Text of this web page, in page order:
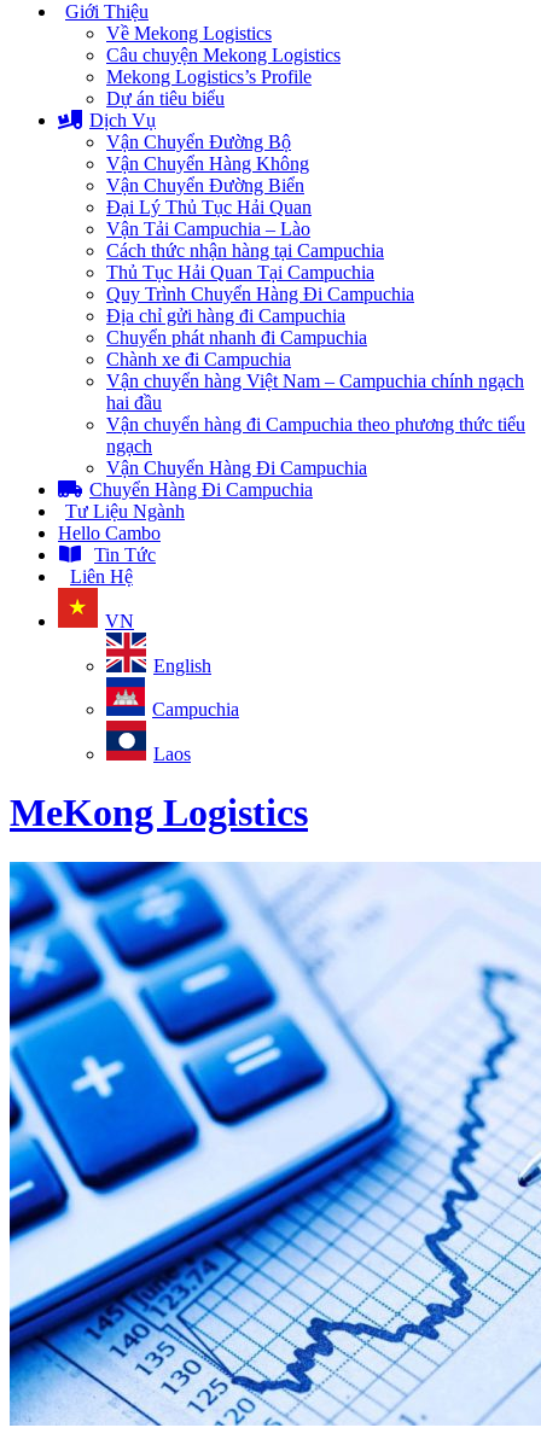
Giới Thiệu
Về Mekong Logistics
Câu chuyện Mekong Logistics
Mekong Logistics’s Profile
Dự án tiêu biểu
Dịch Vụ
Vận Chuyển Đường Bộ
Vận Chuyển Hàng Không
Vận Chuyển Đường Biển
Đại Lý Thủ Tục Hải Quan
Vận Tải Campuchia – Lào
Cách thức nhận hàng tại Campuchia
Thủ Tục Hải Quan Tại Campuchia
Quy Trình Chuyển Hàng Đi Campuchia
Địa chỉ gửi hàng đi Campuchia
Chuyển phát nhanh đi Campuchia
Chành xe đi Campuchia
Vận chuyển hàng Việt Nam – Campuchia chính ngạch
hai đầu
Vận chuyển hàng đi Campuchia theo phương thức tiểu
ngạch
Vận Chuyển Hàng Đi Campuchia
Chuyển Hàng Đi Campuchia
Tư Liệu Ngành
Hello Cambo
Tin Tức
Liên Hệ
VN
English
Campuchia
Laos
MeKong Logistics